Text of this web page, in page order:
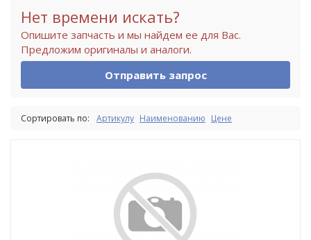
Нет времени искать?
Опишите запчасть и мы найдем ее для Вас.
Предложим оригиналы и аналоги.
Отправить запрос
Сортировать по: Артикулу Наименованию Цене